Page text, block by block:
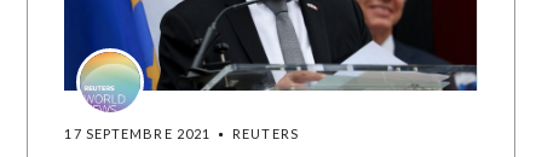
17 SEPTEMBRE 2021 REUTERS